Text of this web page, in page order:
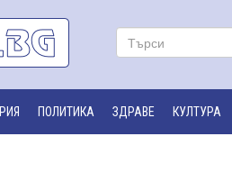
ПОЛИТИКА ЗДРАВЕ КУЛТУРА